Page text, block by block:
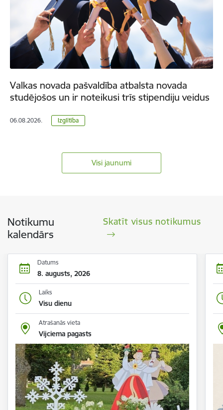
Valkas novada pašvaldība atbalsta novada
studējošos un ir noteikusi trīs stipendiju veidus
06.08.2026. Izglītība
Visi jaunumi
Notikumu
kalendārs
Skatīt visus notikumus
Datums
8. augusts, 2026
Laiks
Visu dienu
Atrašanās vieta
Vijciema pagasts